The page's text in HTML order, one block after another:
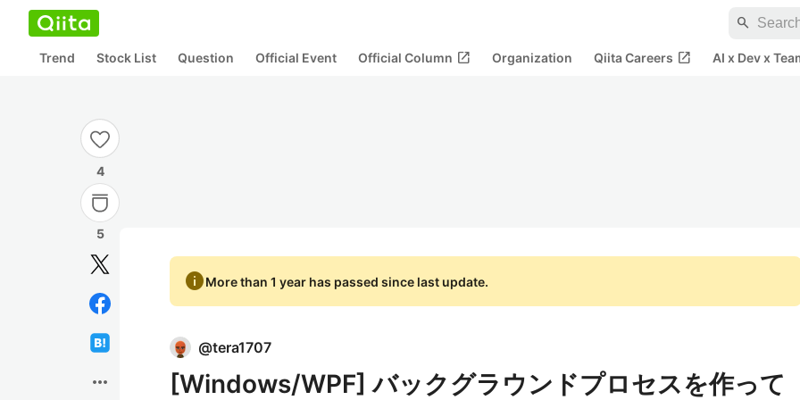
search
Trend Stock List Question Official Event Official Column open_in_new Organization Qiita Careers open_in_new AI x Dev x
4
5
more_horiz
infoMore than 1 year has passed since last update.
@tera1707
[Windows/WPF] バックグラウンドプロセスを作って